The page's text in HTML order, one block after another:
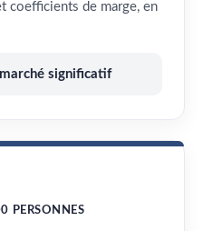
coefficients de marge, en
significatif
PERSONNES